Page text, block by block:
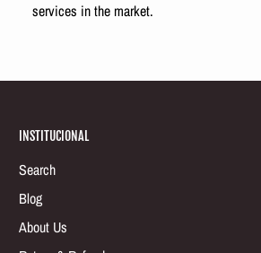
services in the market.
INSTITUCIONAL
Search
Blog
About Us